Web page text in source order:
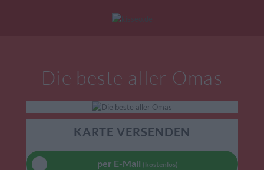
Die beste aller Omas
KARTE VERSENDEN
per E-Mail (kostenlos)